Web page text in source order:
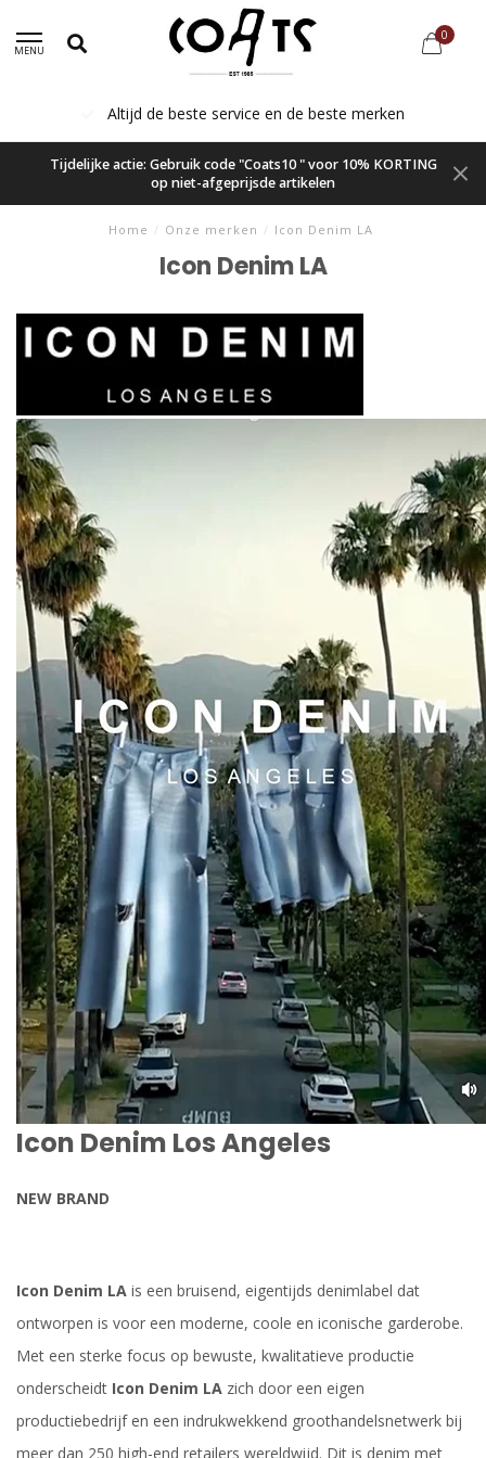
MENU
0
Altijd de beste service en de beste merken
Tijdelijke actie: Gebruik code "Coats10 " voor 10% KORTING
op niet-afgeprijsde artikelen
Home / Onze merken / Icon Denim LA
Icon Denim LA
Icon Denim Los Angeles
NEW BRAND
Icon Denim LA is een bruisend, eigentijds denimlabel dat
ontworpen is voor een moderne, coole en iconische garderobe.
Met een sterke focus op bewuste, kwalitatieve productie
onderscheidt Icon Denim LA zich door een eigen
productiebedrijf en een indrukwekkend groothandelsnetwerk bij
meer dan 250 high-end retailers wereldwijd. Dit is denim met